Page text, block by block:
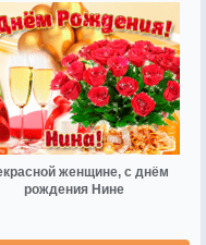
женщине, с днём
рождения Нине